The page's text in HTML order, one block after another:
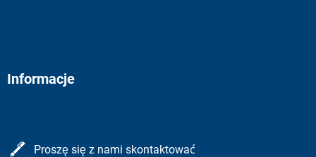
Informacje
Proszę się z nami skontaktować